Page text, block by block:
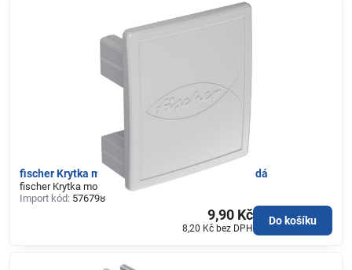
fischer Krytka montážních lišt SolarFish H44 šedá
fischer Krytka montážních lišt SolarFish H44 šedá
Import kód: 576798
9,90 Kč
8,20 Kč bez DPH
Do košíku